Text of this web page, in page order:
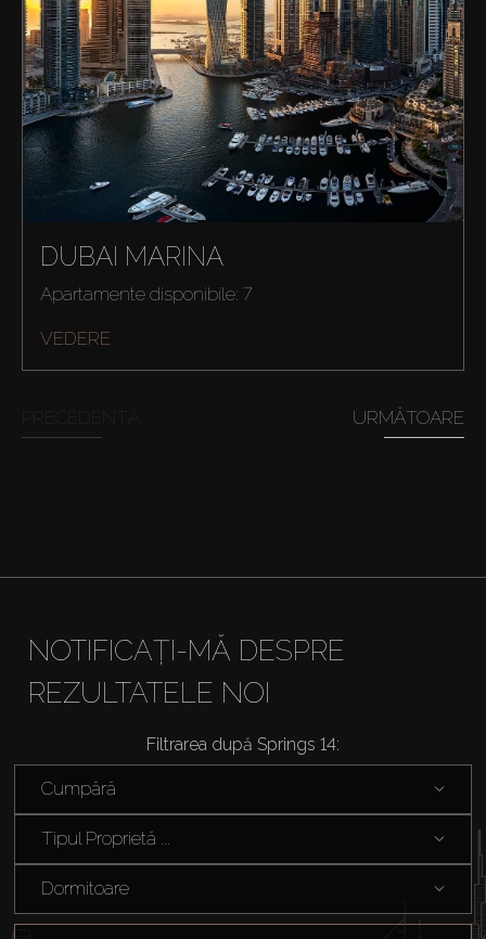
DUBAI MARINA
Apartamente disponibile: 7
VEDERE
URMĂTOARE
NOTIFICAȚI-MĂ DESPRE
REZULTATELE NOI
Filtrarea după Springs 14:
Cumpără
Tipul Proprietă ...
Dormitoare